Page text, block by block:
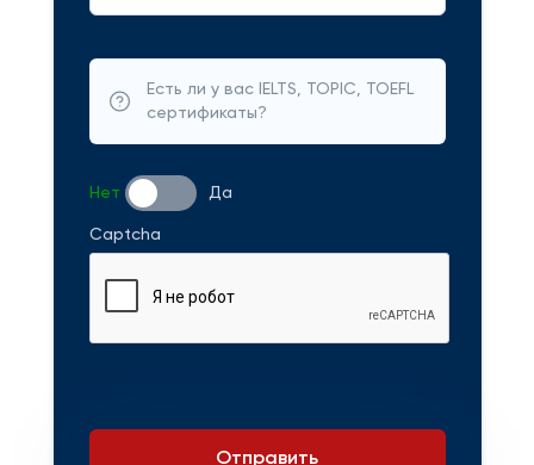
Есть ли у вас IELTS, TOPIC, TOEFL
сертификаты?
Нет Да
Captcha
Отправить